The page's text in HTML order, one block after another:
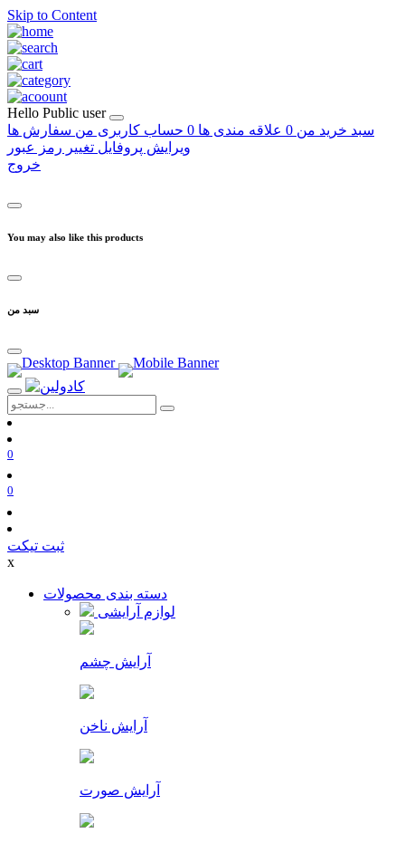
Skip to Content
Hello Public user
سبد خرید من 0 علاقه مندی ها 0 حساب کاربری من سفارش ها
ویرایش پروفایل تغییر رمز عبور
خروج
You may also like this products
سبد من
0
0
ثبت تیکت
x
دسته بندی محصولات
لوازم آرایشی
آرایش چشم
آرایش ناخن
آرایش صورت